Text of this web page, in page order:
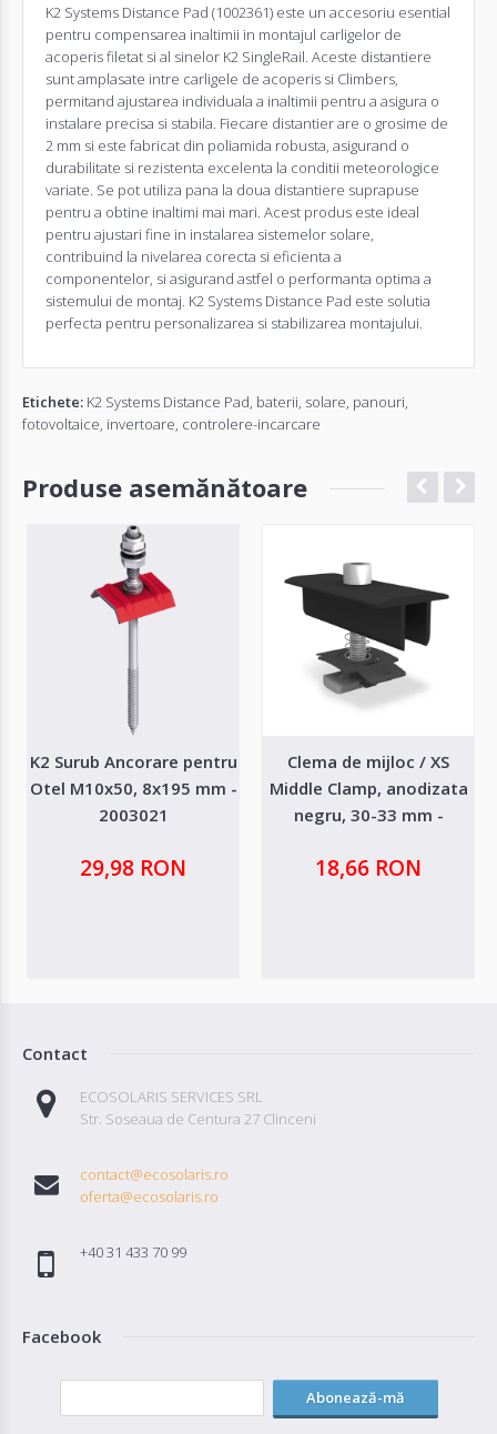
K2 Systems Distance Pad (1002361) este un accesoriu esential
pentru compensarea inaltimii in montajul carligelor de
acoperis filetat si al sinelor K2 SingleRail. Aceste distantiere
sunt amplasate intre carligele de acoperis si Climbers,
permitand ajustarea individuala a inaltimii pentru a asigura o
instalare precisa si stabila. Fiecare distantier are o grosime de
2 mm si este fabricat din poliamida robusta, asigurand o
durabilitate si rezistenta excelenta la conditii meteorologice
variate. Se pot utiliza pana la doua distantiere suprapuse
pentru a obtine inaltimi mai mari. Acest produs este ideal
pentru ajustari fine in instalarea sistemelor solare,
contribuind la nivelarea corecta si eficienta a
componentelor, si asigurand astfel o performanta optima a
sistemului de montaj. K2 Systems Distance Pad este solutia
perfecta pentru personalizarea si stabilizarea montajului.
Etichete: K2 Systems Distance Pad baterii solare panouri
fotovoltaice invertoare controlere-incarcare
Produse asemănătoare
K2 Surub Ancorare pentru
Otel M10x50, 8x195 mm -
2003021
29,98 RON
Clema de mijloc / XS
Middle Clamp, anodizata
negru, 30-33 mm -
18,66 RON
Contact
ECOSOLARIS SERVICES SRL
Str. Soseaua de Centura 27 Clinceni
contact@ecosolaris.ro
oferta@ecosolaris.ro
+40 31 433 70 99
Facebook
Abonează-mă